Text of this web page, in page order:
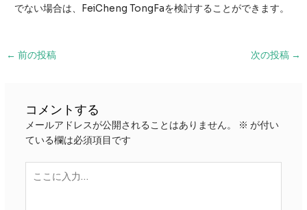
でない場合は、FeiCheng TongFaを検討することができます。
← 前の投稿 次の投稿 →
コメントする
メールアドレスが公開されることはありません。 ※ が付い
ている欄は必須項目です